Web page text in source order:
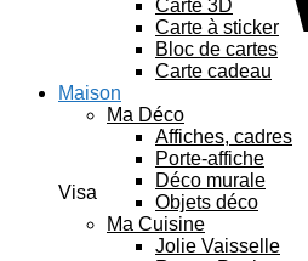
Visa
Carte 3D
Carte à sticker
Bloc de cartes
Carte cadeau
Maison
Ma Déco
Affiches, cadres
Porte-affiche
Déco murale
Objets déco
Ma Cuisine
Jolie Vaisselle